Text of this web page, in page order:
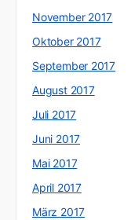
November 2017
Oktober 2017
September 2017
August 2017
Juli 2017
Juni 2017
Mai 2017
April 2017
März 2017